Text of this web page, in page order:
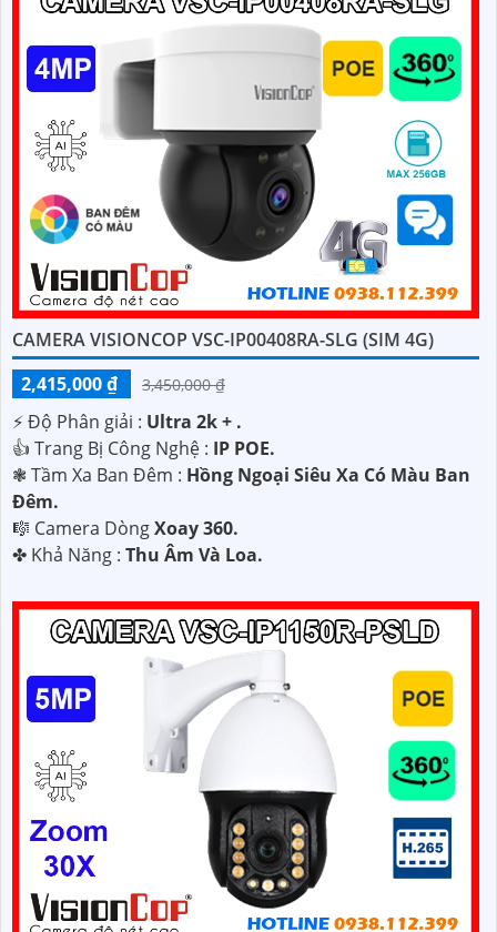
CAMERA VISIONCOP VSC-IP00408RA-SLG (SIM 4G)
2,415,000 ₫
3,450,000 ₫
️⚡ Độ Phân giải : Ultra 2k + .
👍 Trang Bị Công Nghệ : IP POE.
❃ Tầm Xa Ban Đêm : Hồng Ngoại Siêu Xa Có Màu Ban
Ðêm.
🎼️ Camera DòngXoay 360.
️✤ Khả Năng : Thu Âm Và Loa.